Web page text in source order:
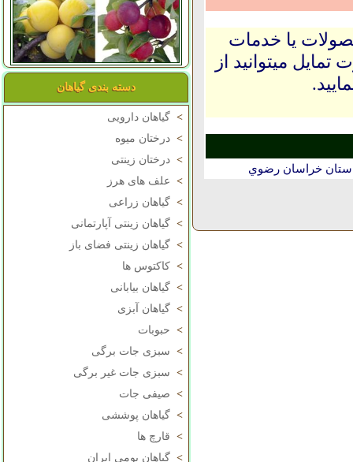
دسته بندی گیاهان
> گیاهان دارویی
> درختان میوه
> درختان زینتی
> علف های هرز
> گیاهان زراعی
> گیاهان زینتی آپارتمانی
> گیاهان زینتی فضای باز
> کاکتوس ها
> گیاهان بیابانی
> گیاهان آبزی
> حبوبات
> سبزی جات برگی
> سبزی جات غیر برگی
> صیفی جات
> گیاهان پوششی
> قارچ ها
> گیاهان بومی ایران
یا خدمات
میتوانید از
خراسان رضوي